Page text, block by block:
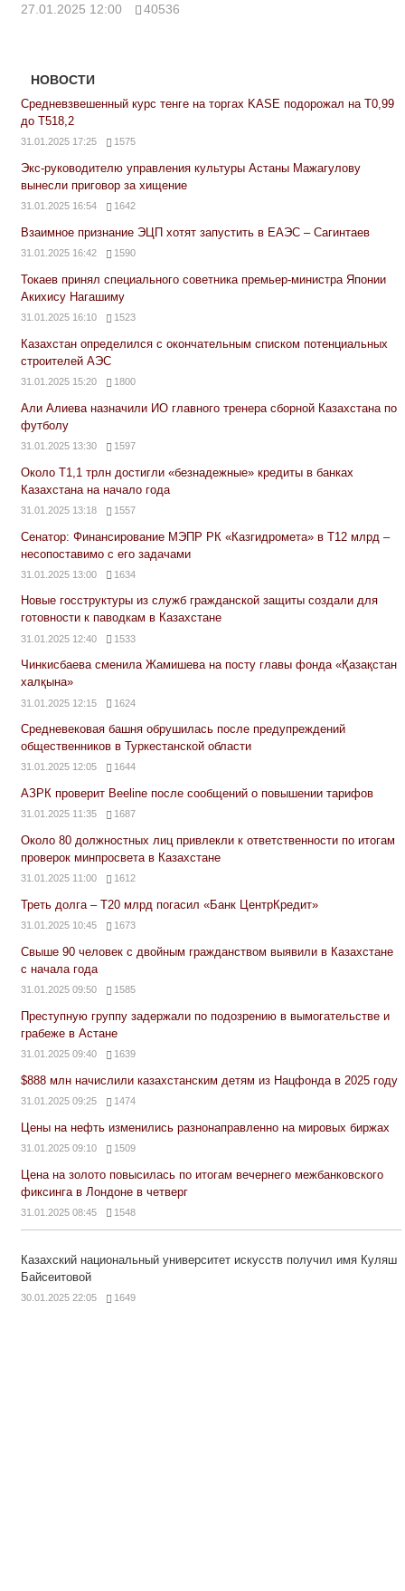
27.01.2025 12:00 40536
НОВОСТИ
Средневзвешенный курс тенге на торгах KASE подорожал на Т0,99
до Т518,2
31.01.2025 17:25 1575
Экс-руководителю управления культуры Астаны Мажагулову
вынесли приговор за хищение
31.01.2025 16:54 1642
Взаимное признание ЭЦП хотят запустить в ЕАЭС – Сагинтаев
31.01.2025 16:42 1590
Токаев принял специального советника премьер-министра Японии
Акихису Нагашиму
31.01.2025 16:10 1523
Казахстан определился с окончательным списком потенциальных
строителей АЭС
31.01.2025 15:20 1800
Али Алиева назначили ИО главного тренера сборной Казахстана по
футболу
31.01.2025 13:30 1597
Около Т1,1 трлн достигли «безнадежные» кредиты в банках
Казахстана на начало года
31.01.2025 13:18 1557
Сенатор: Финансирование МЭПР РК «Казгидромета» в Т12 млрд –
несопоставимо с его задачами
31.01.2025 13:00 1634
Новые госструктуры из служб гражданской защиты создали для
готовности к паводкам в Казахстане
31.01.2025 12:40 1533
Чинкисбаева сменила Жамишева на посту главы фонда «Қазақстан
халқына»
31.01.2025 12:15 1624
Средневековая башня обрушилась после предупреждений
общественников в Туркестанской области
31.01.2025 12:05 1644
АЗРК проверит Beeline после сообщений о повышении тарифов
31.01.2025 11:35 1687
Около 80 должностных лиц привлекли к ответственности по итогам
проверок минпросвета в Казахстане
31.01.2025 11:00 1612
Треть долга – Т20 млрд погасил «Банк ЦентрКредит»
31.01.2025 10:45 1673
Свыше 90 человек с двойным гражданством выявили в Казахстане
с начала года
31.01.2025 09:50 1585
Преступную группу задержали по подозрению в вымогательстве и
грабеже в Астане
31.01.2025 09:40 1639
$888 млн начислили казахстанским детям из Нацфонда в 2025 году
31.01.2025 09:25 1474
Цены на нефть изменились разнонаправленно на мировых биржах
31.01.2025 09:10 1509
Цена на золото повысилась по итогам вечернего межбанковского
фиксинга в Лондоне в четверг
31.01.2025 08:45 1548
Казахский национальный университет искусств получил имя Куляш
Байсеитовой
30.01.2025 22:05 1649